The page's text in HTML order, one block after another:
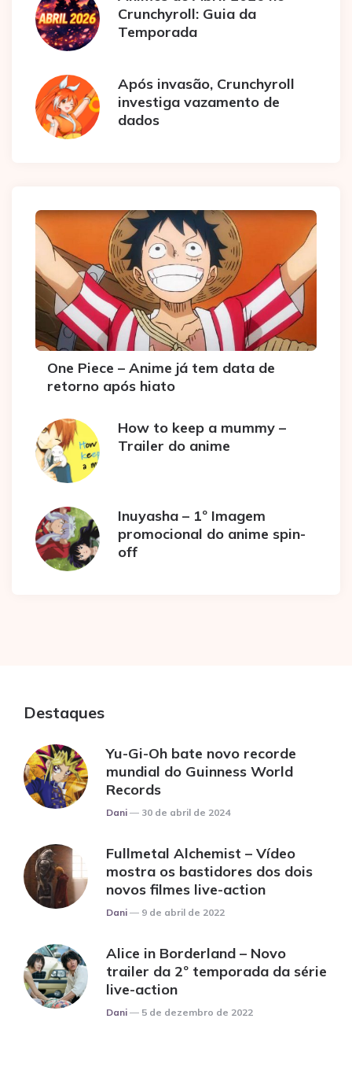
Crunchyroll: Guia da
Temporada
Após invasão, Crunchyroll
investiga vazamento de
dados
One Piece – Anime já tem data de
retorno após hiato
How to keep a mummy –
Trailer do anime
Inuyasha – 1º Imagem
promocional do anime spin-
off
Destaques
Yu-Gi-Oh bate novo recorde
mundial do Guinness World
Records
Posted
Dani 30 de abril de 2024
Fullmetal Alchemist – Vídeo
mostra os bastidores dos dois
novos filmes live-action
Posted
Dani 9 de abril de 2022
Alice in Borderland – Novo
trailer da 2º temporada da série
live-action
Posted
Dani 5 de dezembro de 2022